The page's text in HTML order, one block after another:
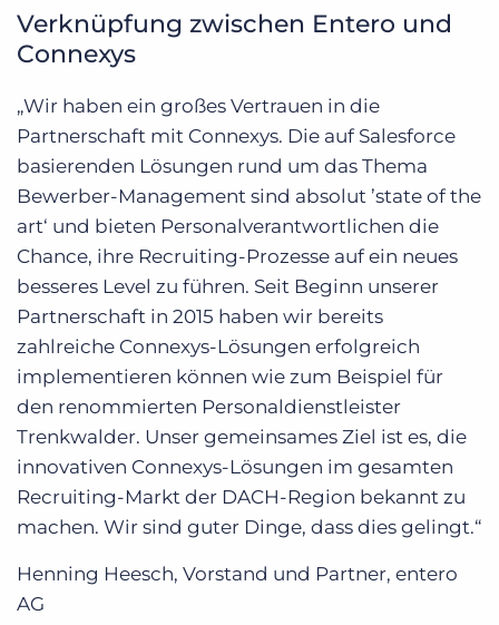
Verknüpfung zwischen Entero und
Connexys
„Wir haben ein großes Vertrauen in die
Partnerschaft mit Connexys. Die auf Salesforce
basierenden Lösungen rund um das Thema
Bewerber-Management sind absolut ’state of the
art‘ und bieten Personalverantwortlichen die
Chance, ihre Recruiting-Prozesse auf ein neues
besseres Level zu führen. Seit Beginn unserer
Partnerschaft in 2015 haben wir bereits
zahlreiche Connexys-Lösungen erfolgreich
implementieren können wie zum Beispiel für
den renommierten Personaldienstleister
Trenkwalder. Unser gemeinsames Ziel ist es, die
innovativen Connexys-Lösungen im gesamten
Recruiting-Markt der DACH-Region bekannt zu
machen. Wir sind guter Dinge, dass dies gelingt.“
Henning Heesch, Vorstand und Partner, entero
AG